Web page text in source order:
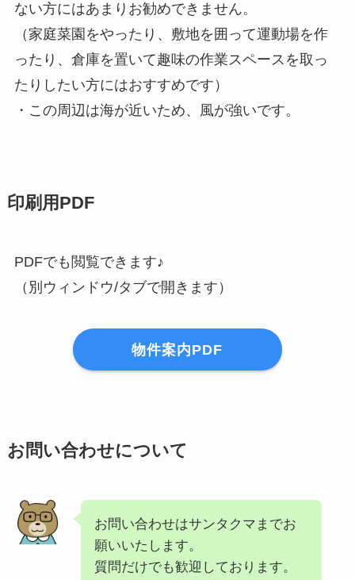
ない方にはあまりお勧めできません。
（家庭菜園をやったり、敷地を囲って運動場を作
ったり、倉庫を置いて趣味の作業スペースを取っ
たりしたい方にはおすすめです）
・この周辺は海が近いため、風が強いです。
印刷用PDF
PDFでも閲覧できます♪
（別ウィンドウ/タブで開きます）
物件案内PDF
お問い合わせについて
お問い合わせはサンタクマまでお
願いいたします。
質問だけでも歓迎しております。